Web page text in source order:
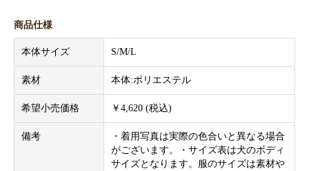
商品仕様
本体サイズ S/M/L
素材 本体:ポリエステル
希望小売価格 ￥4,620 (税込)
備考
・着用写真は実際の色合いと異なる場合
がございます。・サイズ表は犬のボディ
サイズとなります。服のサイズは素材や